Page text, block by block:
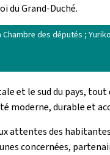
du Grand-Duché.
des députés ;
et le sud du pays, tout
moderne, durable et
des
concernées,